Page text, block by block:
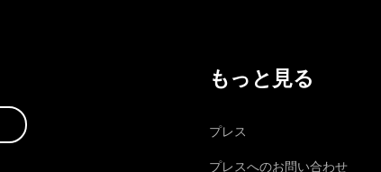
もっと見る
プレス
プレスへのお問い合わせ